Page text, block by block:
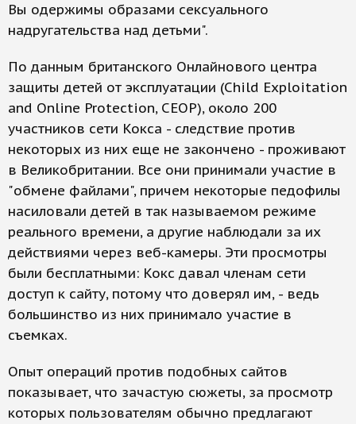
Вы одержимы образами сексуального
надругательства над детьми".
По данным британского Онлайнового центра
защиты детей от эксплуатации (Child Exploitation
and Online Protection, CEOP), около 200
участников сети Кокса - следствие против
некоторых из них еще не закончено - проживают
в Великобритании. Все они принимали участие в
"обмене файлами", причем некоторые педофилы
насиловали детей в так называемом режиме
реального времени, а другие наблюдали за их
действиями через веб-камеры. Эти просмотры
были бесплатными: Кокс давал членам сети
доступ к сайту, потому что доверял им, - ведь
большинство из них принимало участие в
съемках.
Опыт операций против подобных сайтов
показывает, что зачастую сюжеты, за просмотр
которых пользователям обычно предлагают